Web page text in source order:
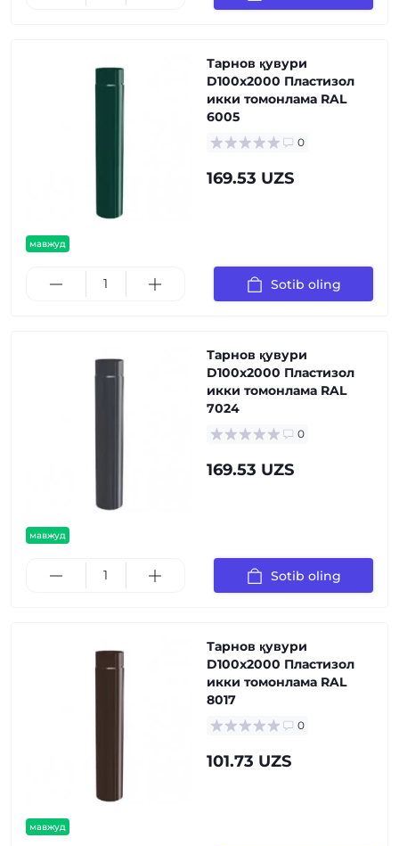
мавжуд
Тарнов қувури
D100х2000 Пластизол
икки томонлама RAL
6005
0
169.53 UZS
Sotib oling
мавжуд
Тарнов қувури
D100х2000 Пластизол
икки томонлама RAL
7024
0
169.53 UZS
Sotib oling
мавжуд
Тарнов қувури
D100х2000 Пластизол
икки томонлама RAL
8017
0
101.73 UZS